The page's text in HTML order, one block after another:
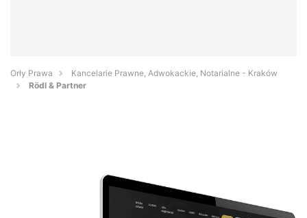
Orły Prawa
Kancelarie Prawne, Adwokackie, Notarialne - Kraków
Rödl & Partner